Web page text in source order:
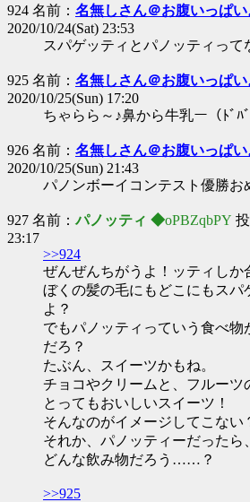
924 名前： 名無しさん＠お腹いっぱい
2020/10/24(Sat) 23:53
スパゲッティとパノッティって
925 名前： 名無しさん＠お腹いっぱい
2020/10/25(Sun) 17:20
ちゃらら～♪鼻から牛乳ー（ﾄﾞﾊﾞ
926 名前： 名無しさん＠お腹いっぱい
2020/10/25(Sun) 21:43
パノンボーイコンテスト優勝お
927 名前：パノッティ ◆oPBZqbPY
23:17
>>924
ぜんぜんちがうよ！ッティしか
ぼくの髪の毛にもどこにもスパ
よ？
でもパノッティっていう食べ物
だろ？
たぶん、スイーツかもね。
チョコやクリームと、フルーツ
とってもおいしいスイーツ！
そんなのがイメージしてこない
それか、パノッティーだったら
どんな飲み物だろう……？
>>925